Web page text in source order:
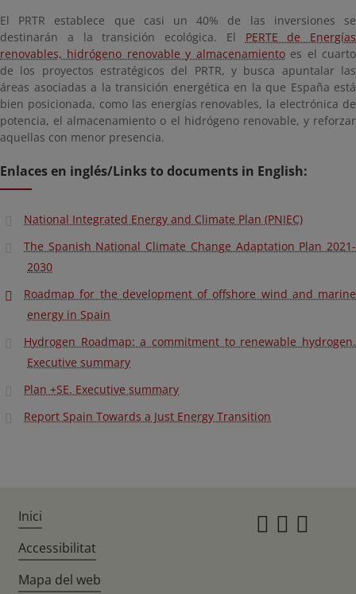
El PRTR establece que casi un 40% de las inversiones se
destinarán a la transición ecológica. El PERTE de Energías
renovables, hidrógeno renovable y almacenamientoes el cuarto
de los proyectos estratégicos del PRTR, y busca apuntalar las
áreas asociadas a la transición energética en la que España está
bien posicionada, como las energías renovables, la electrónica de
potencia, el almacenamiento o el hidrógeno renovable, y reforzar
aquellas con menor presencia.
Enlaces en inglés/Links to documents in English:
National Integrated Energy and Climate Plan (PNIEC)
The Spanish National Climate Change Adaptation Plan 2021-
2030
Roadmap for the development of offshore wind and marine
energy in Spain
Hydrogen Roadmap: a commitment to renewable hydrogen.
Executive summary
Plan +SE. Executive summary
Report Spain Towards a Just Energy Transition
Inici
Accessibilitat
Mapa del web